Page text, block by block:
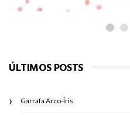
ÚLTIMOS POSTS
Garrafa Arco-Íris